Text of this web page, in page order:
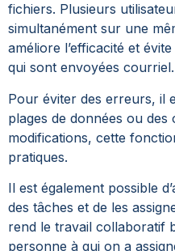
fichiers. Plusieurs
simultanément sur une
améliore l’efficacité et
qui sont envoyées courriel.
Pour éviter des erreurs, il
plages de données ou
modifications, cette
pratiques.
Il est également possible
des tâches et de les
rend le travail collaboratif
personne à qui on a